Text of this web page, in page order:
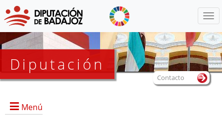
Diputación
Menú
Contacto